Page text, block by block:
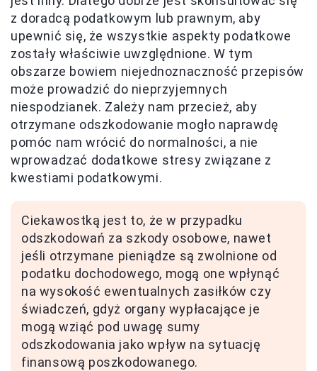
z doradcą podatkowym lub prawnym, aby
upewnić się, że wszystkie aspekty podatkowe
zostały właściwie uwzględnione. W tym
obszarze bowiem niejednoznaczność przepisów
może prowadzić do nieprzyjemnych
niespodzianek. Zależy nam przecież, aby
otrzymane odszkodowanie mogło naprawdę
pomóc nam wrócić do normalności, a nie
wprowadzać dodatkowe stresy związane z
kwestiami podatkowymi.
Ciekawostką jest to, że w przypadku
odszkodowań za szkody osobowe, nawet
jeśli otrzymane pieniądze są zwolnione od
podatku dochodowego, mogą one wpłynąć
na wysokość ewentualnych zasiłków czy
świadczeń, gdyż organy wypłacające je
mogą wziąć pod uwagę sumy
odszkodowania jako wpływ na sytuację
finansową poszkodowanego.